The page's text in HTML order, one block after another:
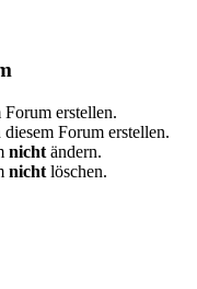
erstellen.
Forum erstellen.
nicht ändern.
nicht löschen.